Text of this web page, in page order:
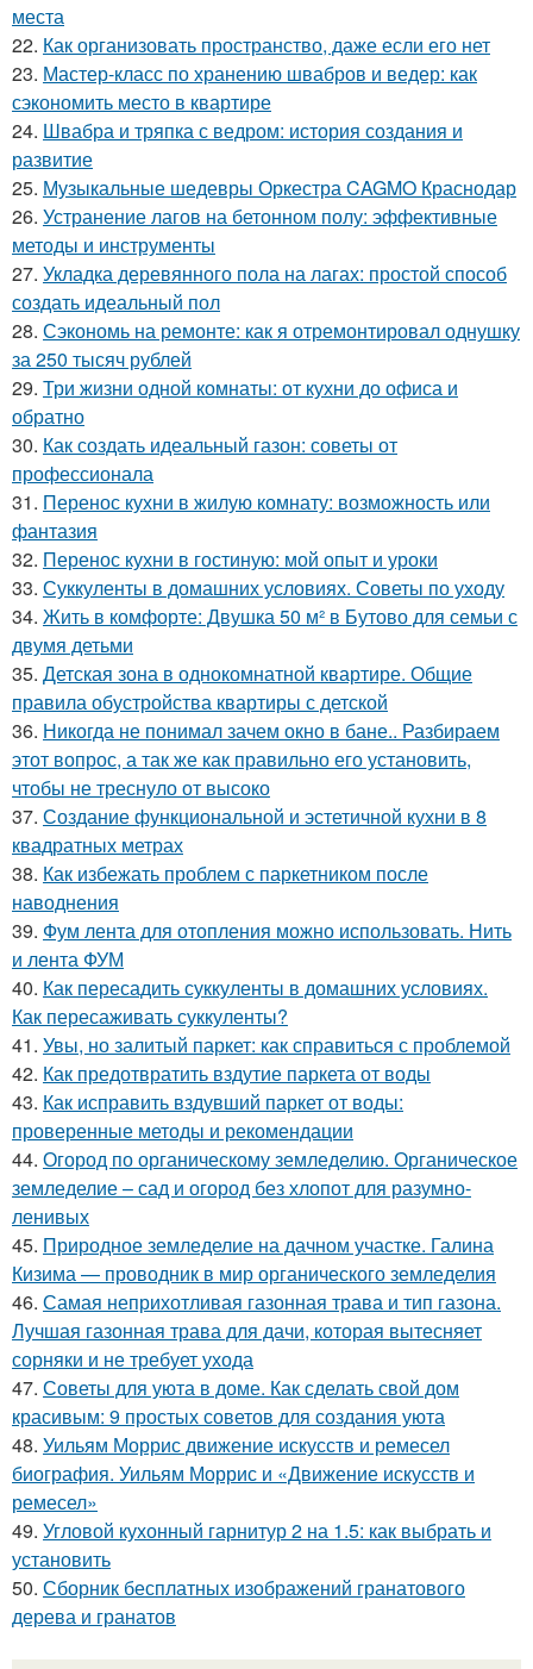
места
22. Как организовать пространство, даже если его нет
23. Мастер-класс по хранению швабров и ведер: как
сэкономить место в квартире
24. Швабра и тряпка с ведром: история создания и
развитие
25. Музыкальные шедевры Оркестра CAGMO Краснодар
26. Устранение лагов на бетонном полу: эффективные
методы и инструменты
27. Укладка деревянного пола на лагах: простой способ
создать идеальный пол
28. Сэкономь на ремонте: как я отремонтировал однушку
за 250 тысяч рублей
29. Три жизни одной комнаты: от кухни до офиса и
обратно
30. Как создать идеальный газон: советы от
профессионала
31. Перенос кухни в жилую комнату: возможность или
фантазия
32. Перенос кухни в гостиную: мой опыт и уроки
33. Суккуленты в домашних условиях. Советы по уходу
34. Жить в комфорте: Двушка 50 м² в Бутово для семьи с
двумя детьми
35. Детская зона в однокомнатной квартире. Общие
правила обустройства квартиры с детской
36. Никогда не понимал зачем окно в бане.. Разбираем
этот вопрос, а так же как правильно его установить,
чтобы не треснуло от высоко
37. Создание функциональной и эстетичной кухни в 8
квадратных метрах
38. Как избежать проблем с паркетником после
наводнения
39. Фум лента для отопления можно использовать. Нить
и лента ФУМ
40. Как пересадить суккуленты в домашних условиях.
Как пересаживать суккуленты?
41. Увы, но залитый паркет: как справиться с проблемой
42. Как предотвратить вздутие паркета от воды
43. Как исправить вздувший паркет от воды:
проверенные методы и рекомендации
44. Огород по органическому земледелию. Органическое
земледелие – сад и огород без хлопот для разумно-
ленивых
45. Природное земледелие на дачном участке. Галина
Кизима — проводник в мир органического земледелия
46. Самая неприхотливая газонная трава и тип газона.
Лучшая газонная трава для дачи, которая вытесняет
сорняки и не требует ухода
47. Советы для уюта в доме. Как сделать свой дом
красивым: 9 простых советов для создания уюта
48. Уильям Моррис движение искусств и ремесел
биография. Уильям Моррис и «Движение искусств и
ремесел»
49. Угловой кухонный гарнитур 2 на 1.5: как выбрать и
установить
50. Сборник бесплатных изображений гранатового
дерева и гранатов